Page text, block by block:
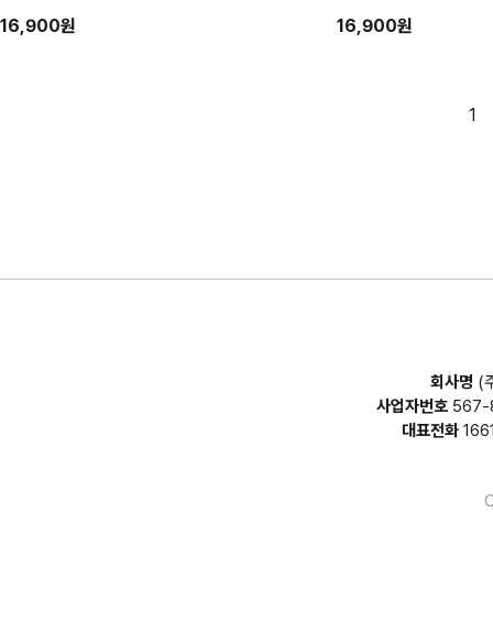
16,900원 16,900원
1
회사명 (
사업자번호567-
대표전화